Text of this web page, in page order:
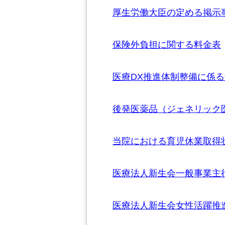
厚生労働大臣の定める掲示
保険外負担に関する料金表
医療DX推進体制整備に係
後発医薬品（ジェネリッ
当院における育児休業取得
医療法人新生会一般事業主
医療法人新生会女性活躍